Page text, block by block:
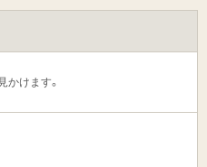
かけます。